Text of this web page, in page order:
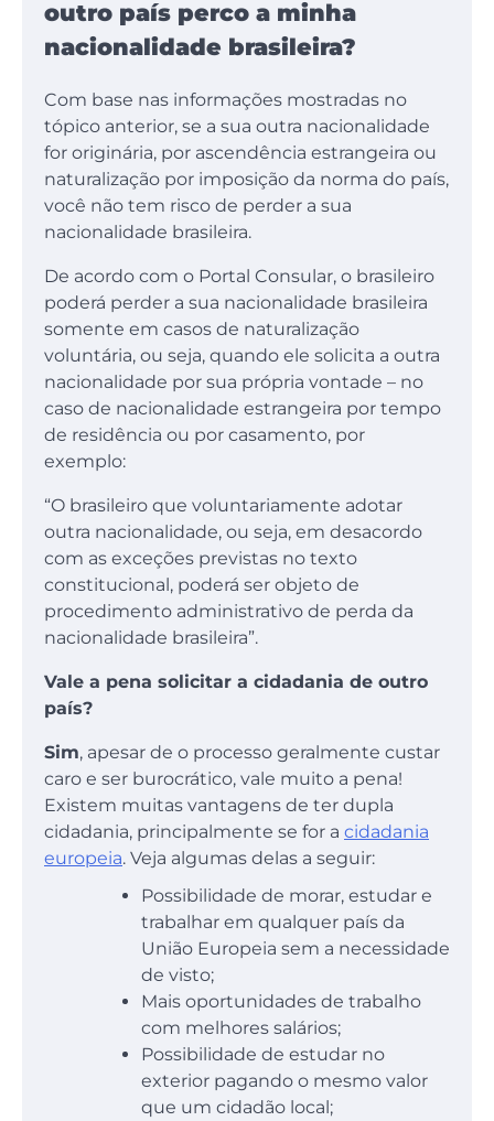
outro país perco a minha
nacionalidade brasileira?
Com base nas informações mostradas no
tópico anterior, se a sua outra nacionalidade
for originária, por ascendência estrangeira ou
naturalização por imposição da norma do país,
você não tem risco de perder a sua
nacionalidade brasileira.
De acordo com o Portal Consular, o brasileiro
poderá perder a sua nacionalidade brasileira
somente em casos de naturalização
voluntária, ou seja, quando ele solicita a outra
nacionalidade por sua própria vontade – no
caso de nacionalidade estrangeira por tempo
de residência ou por casamento, por
exemplo:
“O brasileiro que voluntariamente adotar
outra nacionalidade, ou seja, em desacordo
com as exceções previstas no texto
constitucional, poderá ser objeto de
procedimento administrativo de perda da
nacionalidade brasileira”.
Vale a pena solicitar a cidadania de outro
país?
Sim, apesar de o processo geralmente custar
caro e ser burocrático, vale muito a pena!
Existem muitas vantagens de ter dupla
cidadania, principalmente se for a cidadania
europeia. Veja algumas delas a seguir:
Possibilidade de morar, estudar e
trabalhar em qualquer país da
União Europeia sem a necessidade
de visto;
Mais oportunidades de trabalho
com melhores salários;
Possibilidade de estudar no
exterior pagando o mesmo valor
que um cidadão local;